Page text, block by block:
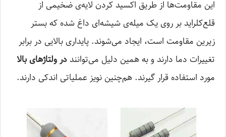
این مقاومت‌ها از طریق اکسید کردن لایه‌ی ضخیمی از
قلع‌کلراید بر روی یک میله‌ی شیشه‌ای داغ شده که بستر
زیرین مقاومت است، ایجاد می‌شوند. پایداری بالایی در برابر
تغییرات دما دارند و به همین دلیل می‌تواننددر ولتاژهای بالا
مورد استفاده قرار گیرند. هم‌چنین نویز عملیاتی اندکی دارند.